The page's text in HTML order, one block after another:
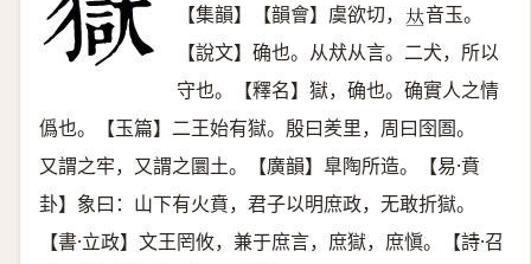
【集韻】【韻會】虞欲切， 𠀤音玉。
【說文】确也。从㹜从言。二犬，所以
守也。【釋名】獄，确也。确實人之情
僞也。【玉篇】二王始有獄。殷曰羑里，周曰囹圄。
又謂之牢，又謂之圜土。【廣韻】臯陶所造。【易·賁
卦】象曰：山下有火賁，君子以明庶政，无敢折獄。
【書·立政】文王罔攸，兼于庶言，庶獄，庶愼。【詩·召